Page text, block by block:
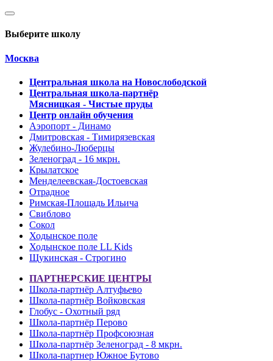
Выберите школу
Москва
Центральная школа на Новослободской
Центральная школа-партнёр
Мясницкая - Чистые пруды
Центр онлайн обучения
Аэропорт - Динамо
Дмитровская - Тимирязевская
Жулебино-Люберцы
Зеленоград - 16 мкрн.
Крылатское
Менделеевская-Достоевская
Отрадное
Римская-Площадь Ильича
Свиблово
Сокол
Ходынское поле
Ходынское поле LL Kids
Щукинская - Строгино
ПАРТНЕРСКИЕ ЦЕНТРЫ
Школа-партнёр Алтуфьево
Школа-партнёр Войковская
Глобус - Охотный ряд
Школа-партнёр Перово
Школа-партнёр Профсоюзная
Школа-партнёр Зеленоград - 8 мкрн.
Школа-партнер Южное Бутово